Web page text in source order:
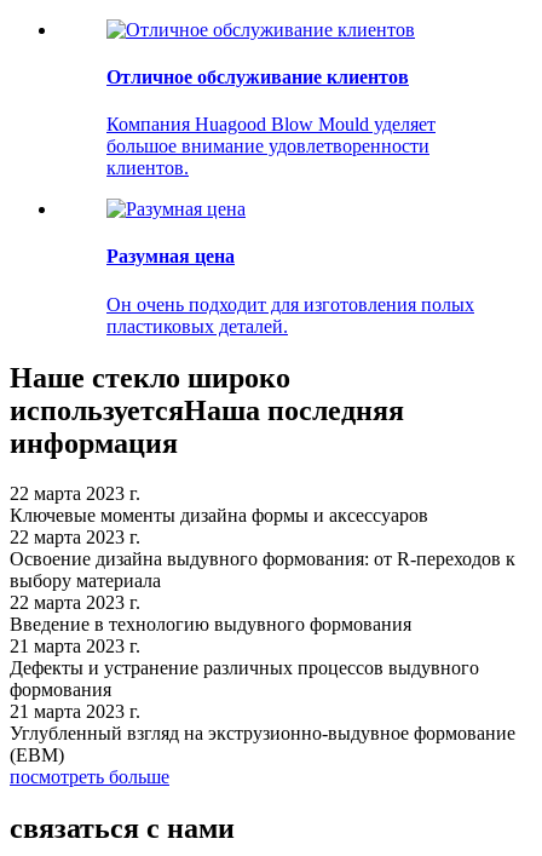
Отличное обслуживание клиентов
Компания Huagood Blow Mould уделяет
большое внимание удовлетворенности
клиентов.
Разумная цена
Он очень подходит для изготовления полых
пластиковых деталей.
Наше стекло широко
используетсяНаша последняя
информация
22 марта 2023 г.
Ключевые моменты дизайна формы и аксессуаров
22 марта 2023 г.
Освоение дизайна выдувного формования: от R-переходов к
выбору материала
22 марта 2023 г.
Введение в технологию выдувного формования
21 марта 2023 г.
Дефекты и устранение различных процессов выдувного
формования
21 марта 2023 г.
Углубленный взгляд на экструзионно-выдувное формование
(EBM)
посмотреть больше
связаться с нами